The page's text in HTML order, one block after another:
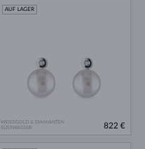
WEISSGOLD & DIAMANTEN
SÜSSWASSER
AUF LAGER
822 €